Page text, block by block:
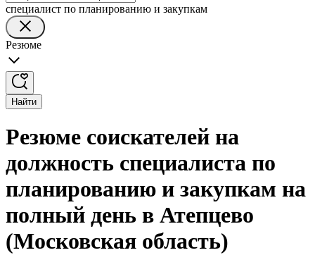
специалист по планированию и закупкам
Резюме
Найти
Резюме соискателей на
должность специалиста по
планированию и закупкам на
полный день в Атепцево
(Московская область)